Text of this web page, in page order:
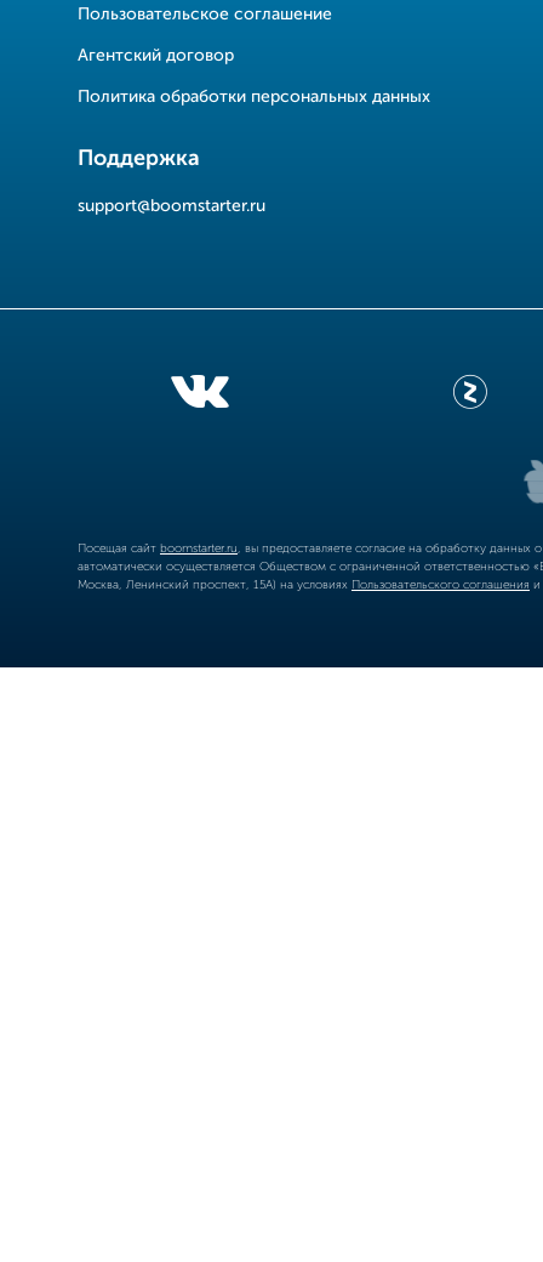
Пользовательское соглашение
Агентский договор
Политика обработки персональных данных
Поддержка
support@boomstarter.ru
Посещая сайт boomstarter.ru , вы предоставляете согласие на обработку
автоматически осуществляется Обществом с ограниченной
Москва, Ленинский проспект, 15А) на условиях Пользовательского соглашения и